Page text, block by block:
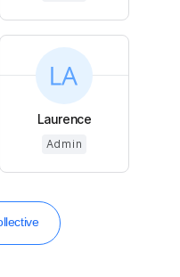
Laurence
Admin